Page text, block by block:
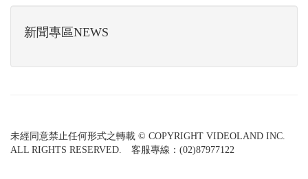
新聞專區NEWS
未經同意禁止任何形式之轉載 © COPYRIGHT VIDEOLAND INC.
ALL RIGHTS RESERVED. 客服專線：(02)87977122